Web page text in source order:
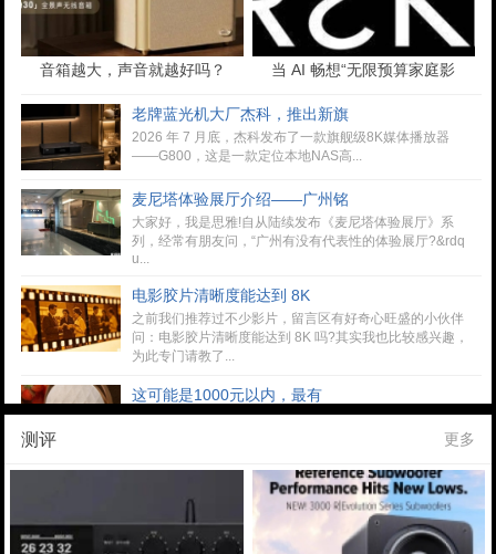
音箱越大，声音就越好吗？
当 AI 畅想“无限预算家庭影
老牌蓝光机大厂杰科，推出新旗
2026 年 7 月底，杰科发布了一款旗舰级8K媒体播放器
——G800，这是一款定位本地NAS高...
麦尼塔体验展厅介绍——广州铭
大家好，我是思雅!自从陆续发布《麦尼塔体验展厅》系
列，经常有朋友问，“广州有没有代表性的体验展厅?&rdq
u...
电影胶片清晰度能达到 8K
之前我们推荐过不少影片，留言区有好奇心旺盛的小伙伴
问：电影胶片清晰度能达到 8K 吗?其实我也比较感兴趣，
为此专门请教了...
这可能是1000元以内，最有
GIEC Q20送礼这件事，最难的往往不是预算。而是怎样
在有限预算里，挑到一份既有惊喜感、又有品质感，还能
进化不止一点，一文读懂 SV
当家庭影院系统不断向更高声学标准演进，低频早已不再
只是“氛围补充”，而逐渐成为决定沉浸感、动态上...
测评 更多